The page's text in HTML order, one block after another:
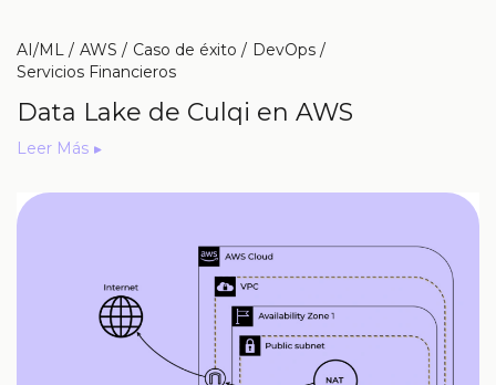
AI/ML AWS Caso de éxito
DevOps
Servicios Financieros
Data Lake de Culqi en AWS
Leer Más